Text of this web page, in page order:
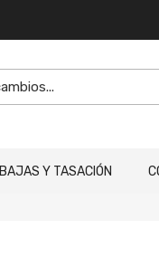
BAJAS Y TASACIÓN